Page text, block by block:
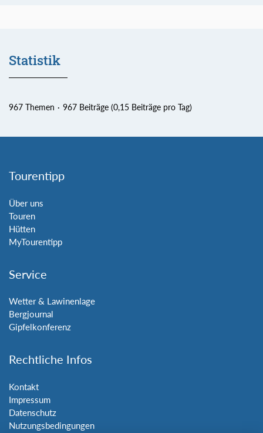
Statistik
967 Themen 967 Beiträge (0,15 Beiträge pro Tag)
Tourentipp
Über uns
Touren
Hütten
MyTourentipp
Service
Wetter & Lawinenlage
Bergjournal
Gipfelkonferenz
Rechtliche Infos
Kontakt
Impressum
Datenschutz
Nutzungsbedingungen